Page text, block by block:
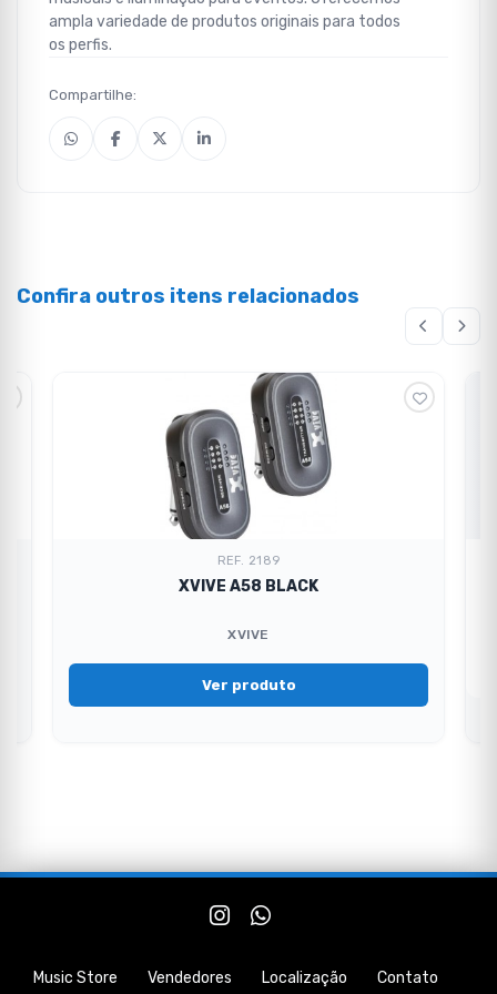
ampla variedade de produtos originais para todos
os perfis.
Compartilhe:
Confira outros itens relacionados
REF. 2189
XVIVE A58 BLACK
XVIVE
Ver produto
Music Store Vendedores Localização Contato